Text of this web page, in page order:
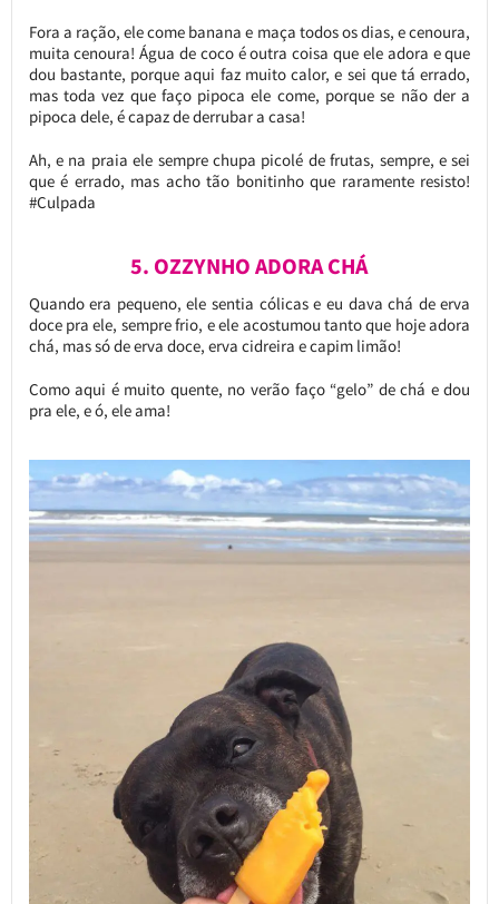
Fora a ração, ele come banana e maça todos os dias, e cenoura,
muita cenoura! Água de coco é outra coisa que ele adora e que
dou bastante, porque aqui faz muito calor, e sei que tá errado,
mas toda vez que faço pipoca ele come, porque se não der a
pipoca dele, é capaz de derrubar a casa!
Ah, e na praia ele sempre chupa picolé de frutas, sempre, e sei
que é errado, mas acho tão bonitinho que raramente resisto!
#Culpada
5. OZZYNHO ADORA CHÁ
Quando era pequeno, ele sentia cólicas e eu dava chá de erva
doce pra ele, sempre frio, e ele acostumou tanto que hoje adora
chá, mas só de erva doce, erva cidreira e capim limão!
Como aqui é muito quente, no verão faço “gelo” de chá e dou
pra ele, e ó, ele ama!